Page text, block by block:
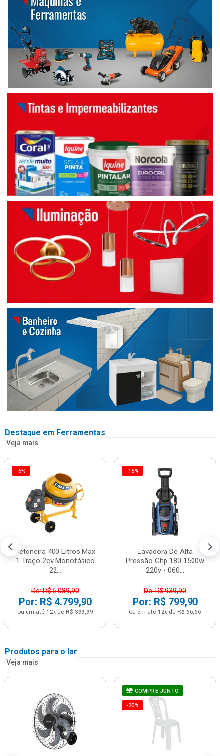
Destaque em Ferramentas
Veja mais
-6%
Betoneira 400 Litros Max
1 Traço 2cv Monofásico
22...
De: R$ 5.089,90
Por: R$ 4.799,90
ou em até 12x de R$ 399,99
-15%
Lavadora De Alta
Pressão Ghp 180 1500w
220v - 060...
De: R$ 939,90
Por: R$ 799,90
ou em até 12x de R$ 66,66
Produtos para o lar
Veja mais
COMPRE JUNTO
-20%